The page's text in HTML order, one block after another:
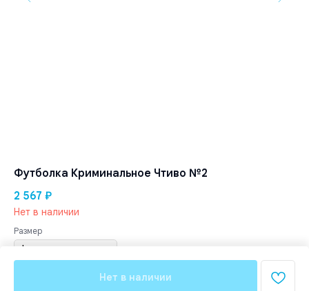
Нет в наличии
Футболка Криминальное Чтиво №2
2 567 ₽
Нет в наличии
Размер